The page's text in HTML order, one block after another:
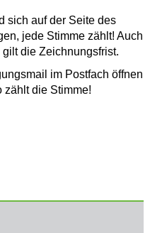
sich auf der Seite des
jede Stimme zählt! Auch
die Zeichnungsfrist.
im Postfach öffnen
zählt die Stimme!